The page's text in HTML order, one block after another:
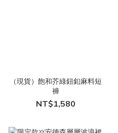
（現貨）飽和芥綠鈕釦麻料短
褲
NT$1,580